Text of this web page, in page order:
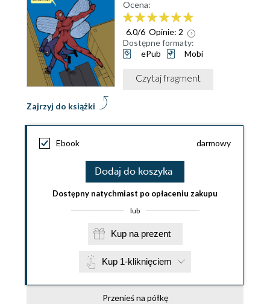
Zajrzyj do książki
Ocena:
6.0/6 Opinie: 2
Dostępne formaty:
ePub
Mobi
Czytaj fragment
Ebook darmowy
Dodaj do koszyka
Dostępny natychmiast po opłaceniu zakupu
lub
Kup na prezent
Kup 1-kliknięciem
Przenieś na półkę